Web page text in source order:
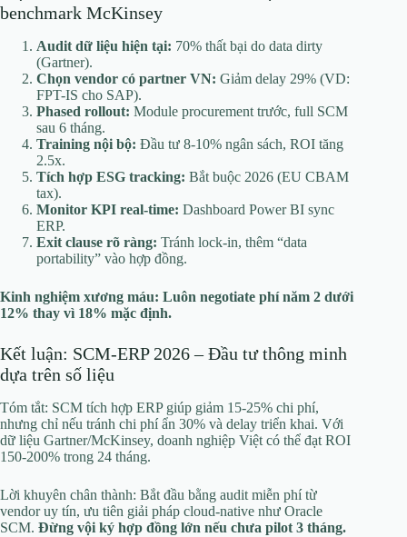
benchmark McKinsey
Audit dữ liệu hiện tại: 70% thất bại do data dirty
(Gartner).
Chọn vendor có partner VN: Giảm delay 29% (VD:
FPT-IS cho SAP).
Phased rollout: Module procurement trước, full SCM
sau 6 tháng.
Training nội bộ: Đầu tư 8-10% ngân sách, ROI tăng
2.5x.
Tích hợp ESG tracking: Bắt buộc 2026 (EU CBAM
tax).
Monitor KPI real-time: Dashboard Power BI sync
ERP.
Exit clause rõ ràng: Tránh lock-in, thêm “data
portability” vào hợp đồng.
Kinh nghiệm xương máu: Luôn negotiate phí năm 2 dưới
12% thay vì 18% mặc định.
Kết luận: SCM-ERP 2026 – Đầu tư thông minh
dựa trên số liệu
Tóm tắt: SCM tích hợp ERP giúp giảm 15-25% chi phí,
nhưng chỉ nếu tránh chi phí ẩn 30% và delay triển khai. Với
dữ liệu Gartner/McKinsey, doanh nghiệp Việt có thể đạt ROI
150-200% trong 24 tháng.
Lời khuyên chân thành: Bắt đầu bằng audit miễn phí từ
vendor uy tín, ưu tiên giải pháp cloud-native như Oracle
SCM. Đừng vội ký hợp đồng lớn nếu chưa pilot 3 tháng.